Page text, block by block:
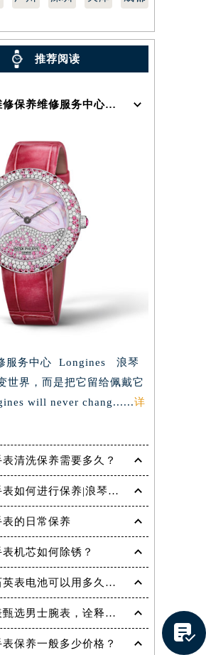
推荐阅读
浪琴维修保养维修服务中心介绍 | Longines
务中心 Longines 浪琴
世界，而是把它留给佩戴它
will never chang......详
清洗保养需要多久？
浪琴手表如何进行保养|浪琴手表保养方法
表的日常保养
机芯如何除锈？
浪琴石英表电池可以用多久，没电后会漏液吗？
浪琴表甄选男士腕表，诠释父亲的多面优雅
保养一般多少价格？ 